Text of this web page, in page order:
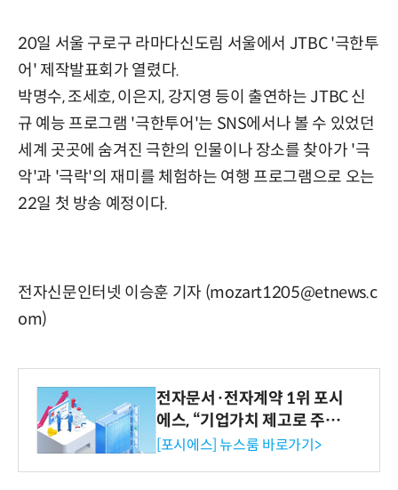
20일 서울 구로구 라마다신도림 서울에서 JTBC '극한투
어' 제작발표회가 열렸다.
박명수, 조세호, 이은지, 강지영 등이 출연하는 JTBC 신
규 예능 프로그램 '극한투어'는 SNS에서나 볼 수 있었던
세계 곳곳에 숨겨진 극한의 인물이나 장소를 찾아가 '극
악'과 '극락'의 재미를 체험하는 여행 프로그램으로 오는
22일 첫 방송 예정이다.
전자신문인터넷 이승훈 기자 (mozart1205@etnews.c
om)
전자문서·전자계약 1위 포시
에스, “기업가치 제고로 주주
환원 강화” 계획 공시
[포시에스] 뉴스룸 바로가기>